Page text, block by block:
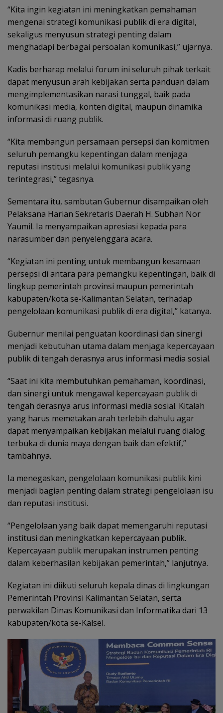
“Kita ingin kegiatan ini meningkatkan pemahaman
mengenai strategi komunikasi publik di era digital,
sekaligus menyusun strategi penting dalam
menghadapi berbagai persoalan komunikasi,” ujarnya.
Kadis berharap melalui forum ini seluruh pihak terkait
dapat menyusun arah kebijakan serta panduan dalam
mengimplementasikan narasi tunggal, baik pada
komunikasi media, konten digital, maupun dinamika
informasi di ruang publik.
“Kita membangun persamaan persepsi dan komitmen
seluruh pemangku kepentingan dalam menjaga
reputasi institusi melalui komunikasi publik yang
terintegrasi,” tegasnya.
Sementara itu, sambutan Gubernur disampaikan oleh
Pelaksana Harian Sekretaris Daerah H. Subhan Nor
Yaumil. Ia menyampaikan apresiasi kepada para
narasumber dan penyelenggara acara.
“Kegiatan ini penting untuk membangun kesamaan
persepsi di antara para pemangku kepentingan, baik di
lingkup pemerintah provinsi maupun pemerintah
kabupaten/kota se-Kalimantan Selatan, terhadap
pengelolaan komunikasi publik di era digital,” katanya.
Gubernur menilai penguatan koordinasi dan sinergi
menjadi kebutuhan utama dalam menjaga kepercayaan
publik di tengah derasnya arus informasi media sosial.
“Saat ini kita membutuhkan pemahaman, koordinasi,
dan sinergi untuk mengawal kepercayaan publik di
tengah derasnya arus informasi media sosial. Kitalah
yang harus memetakan arah terlebih dahulu agar
dapat menyampaikan kebijakan melalui ruang dialog
terbuka di dunia maya dengan baik dan efektif,”
tambahnya.
Ia menegaskan, pengelolaan komunikasi publik kini
menjadi bagian penting dalam strategi pengelolaan isu
dan reputasi institusi.
“Pengelolaan yang baik dapat memengaruhi reputasi
institusi dan meningkatkan kepercayaan publik.
Kepercayaan publik merupakan instrumen penting
dalam keberhasilan kebijakan pemerintah,” lanjutnya.
Kegiatan ini diikuti seluruh kepala dinas di lingkungan
Pemerintah Provinsi Kalimantan Selatan, serta
perwakilan Dinas Komunikasi dan Informatika dari 13
kabupaten/kota se-Kalsel.